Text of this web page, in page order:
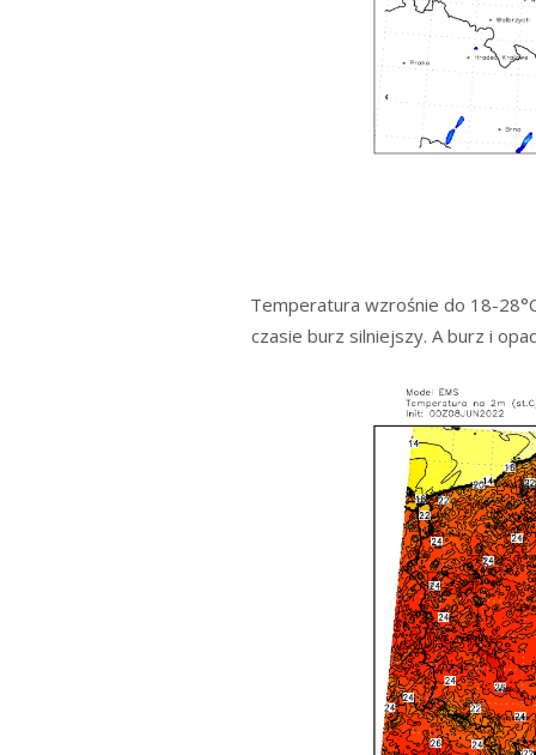
Temperatura wzrośnie do 18-
czasie burz silniejszy. A burz i